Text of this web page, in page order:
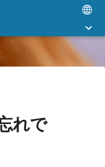
れで